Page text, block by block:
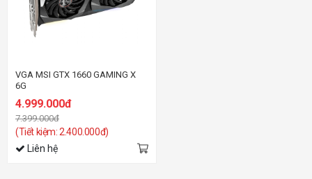
VGA MSI GTX 1660 GAMING X
6G
4.999.000đ
7.399.000đ
(Tiết kiệm: 2.400.000đ)
Liên hệ